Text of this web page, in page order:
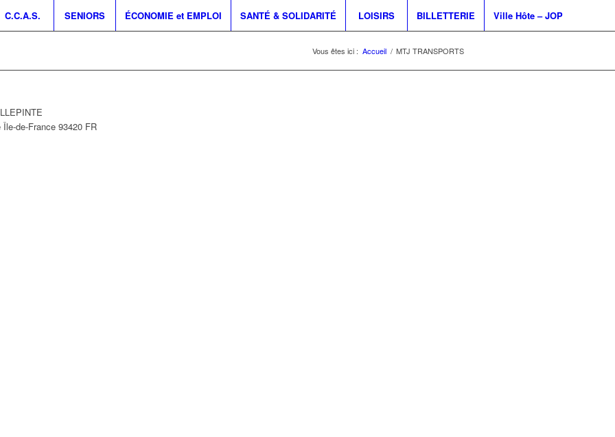
C.C.A.S. SENIORS ÉCONOMIE et EMPLOI SANTÉ & SOLIDARITÉ LOISIRS BILLETTERIE Ville Hôte – JOP
Vous êtes ici : Accueil / MTJ TRANSPORTS
Île-de-France 93420 FR